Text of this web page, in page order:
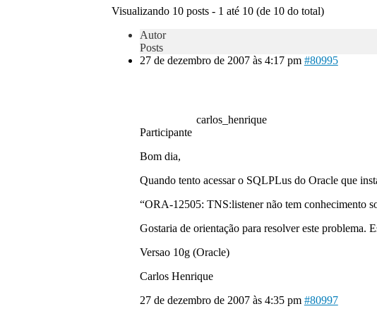
Visualizando 10 posts - 1 até 10 (de 10 do total)
Autor
Posts
27 de dezembro de 2007 às 4:17 pm #80995
carlos_henrique
Participante
Bom dia,
Quando tento acessar o SQLPLus do Oracle que
“ORA-12505: TNS:listener não tem conhecimento
Gostaria de orientação para resolver este problema.
Versao 10g (Oracle)
Carlos Henrique
27 de dezembro de 2007 às 4:35 pm #80997